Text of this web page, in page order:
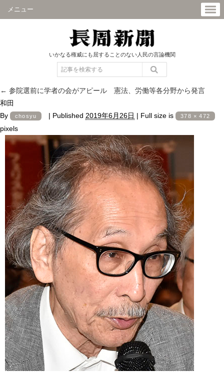
メニュー
いかなる権威にも屈することのない人民の言論機関
← 参院選前に学者の会がアピール 憲法、労働等各分野から発言
和田
By
chosyu | Published 2019年6月26日 | Full size is 378 × 472
pixels